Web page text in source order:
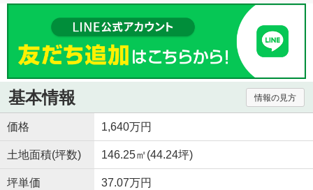
基本情報 情報の見方
価格 1,640万円
土地面積(坪数) 146.25㎡(44.24坪)
坪単価 37.07万円